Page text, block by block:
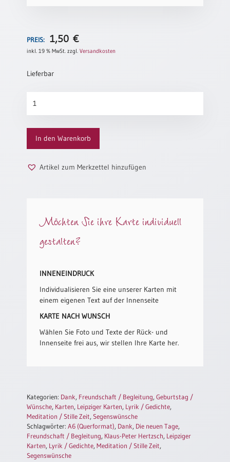
Urkunden
Neuerscheinungen
Themen
Patenamt
Eheschliessung
Urkunden
Abendmahlszulassung
Kirchen(wieder)eintritt
Poster
Neuerscheinungen
Einzelposter
PREIS: 1,50€
inkl. 19 % MwSt. zzgl.Versandkosten
Lieferbar
neuen
Tage
(altes
Motiv)
Menge
In den Warenkorb
Artikel zum Merkzettel hinzufügen
Möchten Sie ihre Karte individuell
gestalten?
INNENEINDRUCK
Individualisieren Sie eine unserer Karten mit
einem eigenen Text auf der Innenseite
KARTE NACH WUNSCH
Wählen Sie Foto und Texte der Rück- und
Innenseite frei aus, wir stellen Ihre Karte her.
Kategorien: Dank, Freundschaft / Begleitung,Geburtstag /
Wünsche, Karten, Leipziger Karten, Lyrik / Gedichte,
Meditation / Stille Zeit, Segenswünsche
Schlagwörter:A6 (Querformat), Dank, Die neuen Tage,
Freundschaft / Begleitung, Klaus-Peter Hertzsch, Leipziger
Karten, Lyrik / Gedichte,Meditation / Stille Zeit,
Segenswünsche